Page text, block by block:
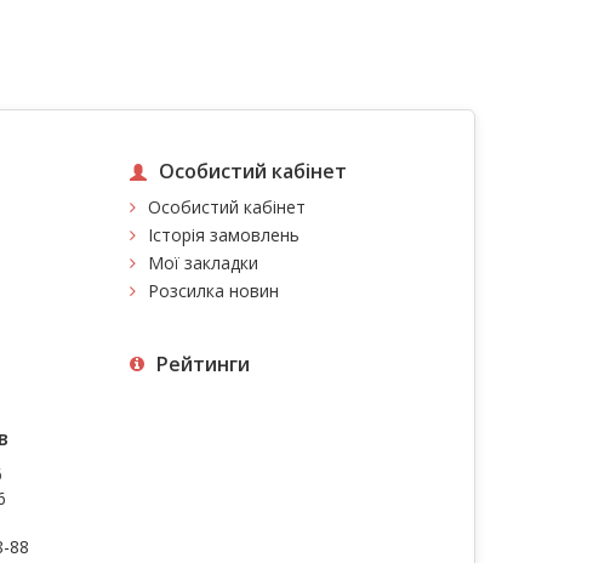
88
Особистий кабінет
Особистий кабінет
Історія замовлень
Мої закладки
Розсилка новин
Рейтинги